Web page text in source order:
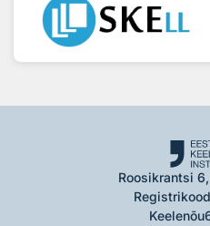
Roosikrantsi
Keelenõu